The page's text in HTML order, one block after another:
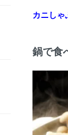
カニしゃ
鍋で食